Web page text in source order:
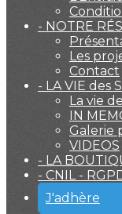
- NOTRE
Les
Contact
- LA VIE des
La vie
IN
Galerie
VIDEOS
- LA
- CNIL -
J'adhère